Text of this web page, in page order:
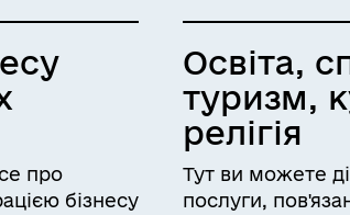
про
бізнесу
Освіта,
туризм,
релігія
Тут ви можете
послуги,